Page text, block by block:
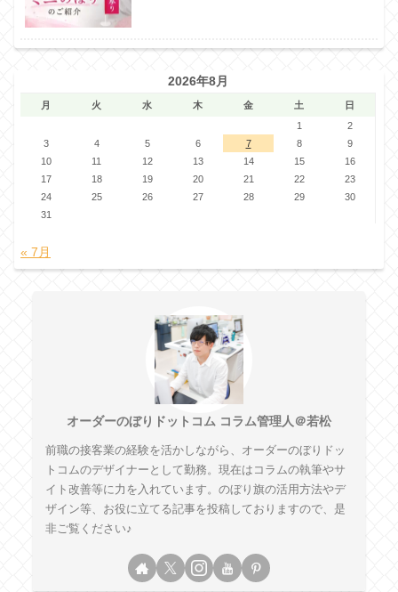
2026年8月
月 火 水 木 金 土
日
1
2
3
4 5 6 7 8
9
10
11 12 13 14 15
16
17
18 19 20 21 22
23
24
25 26 27 28 29
30
31
« 7月
オーダーのぼりドットコム コラム管理人＠若松
前職の接客業の経験を活かしながら、オーダーのぼりドッ
トコムのデザイナーとして勤務。現在はコラムの執筆やサ
イト改善等に力を入れています。のぼり旗の活用方法やデ
ザイン等、お役に立てる記事を投稿しておりますので、是
非ご覧ください♪